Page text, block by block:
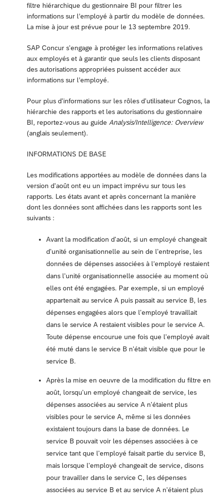
filtre hiérarchique du gestionnaire BI pour filtrer les
informations sur l’employé à partir du modèle de données.
La mise à jour est prévue pour le 13 septembre 2019.
SAP Concur s'engage à protéger les informations relatives
aux employés et à garantir que seuls les clients disposant
des autorisations appropriées puissent accéder aux
informations sur l’employé.
Pour plus d'informations sur les rôles d'utilisateur Cognos, la
hiérarchie des rapports et les autorisations du gestionnaire
BI, reportez-vous au guide Analysis/Intelligence: Overview
(anglais seulement).
INFORMATIONS DE BASE
Les modifications apportées au modèle de données dans la
version d'août ont eu un impact imprévu sur tous les
rapports. Les états avant et après concernant la manière
dont les données sont affichées dans les rapports sont les
suivants :
Avant la modification d'août, si un employé changeait
d'unité organisationnelle au sein de l'entreprise, les
données de dépenses associées à l’employé restaient
dans l'unité organisationnelle associée au moment où
elles ont été engagées. Par exemple, si un employé
appartenait au service A puis passait au service B, les
dépenses engagées alors que l'employé travaillait
dans le service A restaient visibles pour le service A.
Toute dépense encourue une fois que l'employé avait
été muté dans le service B n'était visible que pour le
service B.
Après la mise en oeuvre de la modification du filtre en
août, lorsqu'un employé changeait de service, les
dépenses associées au service A n'étaient plus
visibles pour le service A, même si les données
existaient toujours dans la base de données. Le
service B pouvait voir les dépenses associées à ce
service tant que l'employé faisait partie du service B,
mais lorsque l'employé changeait de service, disons
pour travailler dans le service C, les dépenses
associées au service B et au service A n'étaient plus